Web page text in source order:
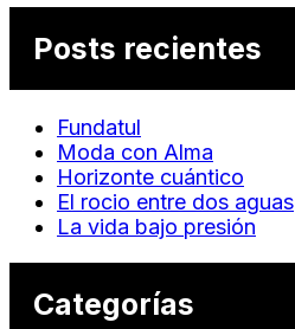
Posts recientes
Fundatul
Moda con Alma
Horizonte cuántico
El rocio entre dos aguas
La vida bajo presión
Categorías